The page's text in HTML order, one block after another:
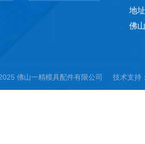
地
佛
佛山一精模具配件有限公司 技术支持